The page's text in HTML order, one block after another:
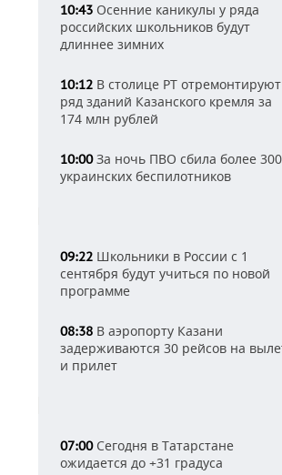
10:43 Осенние каникулы у ряда
российских школьников будут
длиннее зимних
10:12 В столице РТ отремонтируют
ряд зданий Казанского кремля за
174 млн рублей
10:00За ночь ПВО сбила более 300
украинских беспилотников
09:22 Школьники в России с 1
сентября будут учиться по новой
программе
08:38 В аэропорту Казани
задерживаются 30 рейсов на
и прилет
07:00Сегодня в Татарстане
ожидается до +31 градуса